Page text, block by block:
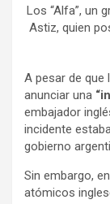
Los “Alfa”, un
Astiz, quien
A pesar de que
anunciar una
embajador
incidente
gobierno
Sin embargo,
atómicos